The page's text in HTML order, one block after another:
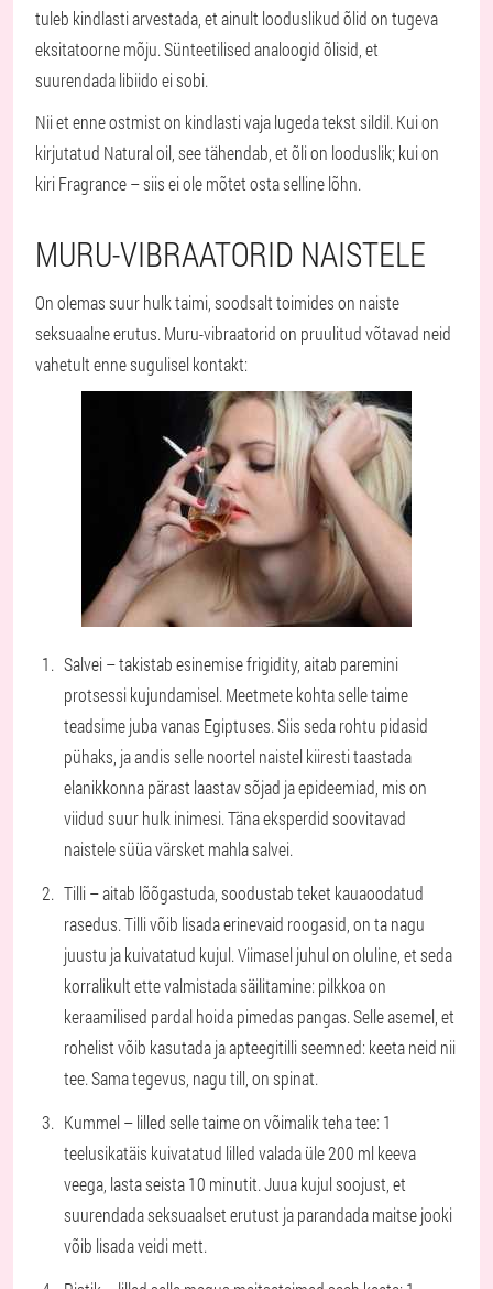
tuleb kindlasti arvestada, et ainult looduslikud õlid on tugeva
eksitatoorne mõju. Sünteetilised analoogid õlisid, et
suurendada libiido ei sobi.
Nii et enne ostmist on kindlasti vaja lugeda tekst sildil. Kui on
kirjutatud Natural oil, see tähendab, et õli on looduslik; kui on
kiri Fragrance – siis ei ole mõtet osta selline lõhn.
MURU-VIBRAATORID NAISTELE
On olemas suur hulk taimi, soodsalt toimides on naiste
seksuaalne erutus. Muru-vibraatorid on pruulitud võtavad neid
vahetult enne sugulisel kontakt:
Salvei – takistab esinemise frigidity, aitab paremini
protsessi kujundamisel. Meetmete kohta selle taime
teadsime juba vanas Egiptuses. Siis seda rohtu pidasid
pühaks, ja andis selle noortel naistel kiiresti taastada
elanikkonna pärast laastav sõjad ja epideemiad, mis on
viidud suur hulk inimesi. Täna eksperdid soovitavad
naistele süüa värsket mahla salvei.
Tilli – aitab lõõgastuda, soodustab teket kauaoodatud
rasedus. Tilli võib lisada erinevaid roogasid, on ta nagu
juustu ja kuivatatud kujul. Viimasel juhul on oluline, et seda
korralikult ette valmistada säilitamine: pilkkoa on
keraamilised pardal hoida pimedas pangas. Selle asemel, et
rohelist võib kasutada ja apteegitilli seemned: keeta neid nii
tee. Sama tegevus, nagu till, on spinat.
Kummel – lilled selle taime on võimalik teha tee: 1
teelusikatäis kuivatatud lilled valada üle 200 ml keeva
veega, lasta seista 10 minutit. Juua kujul soojust, et
suurendada seksuaalset erutust ja parandada maitse jooki
võib lisada veidi mett.